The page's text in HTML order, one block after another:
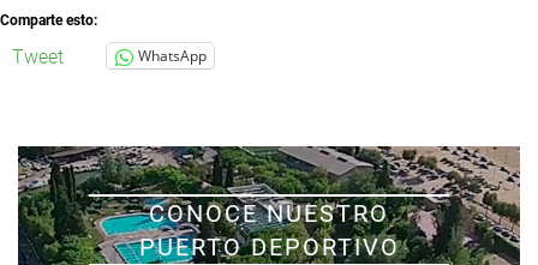
Comparte esto:
Tweet WhatsApp
CONOCE NUESTRO
PUERTO DEPORTIVO